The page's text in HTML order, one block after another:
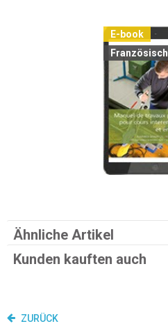
E-book
Französisch
Ähnliche Artikel
Kunden kauften auch
ZURÜCK